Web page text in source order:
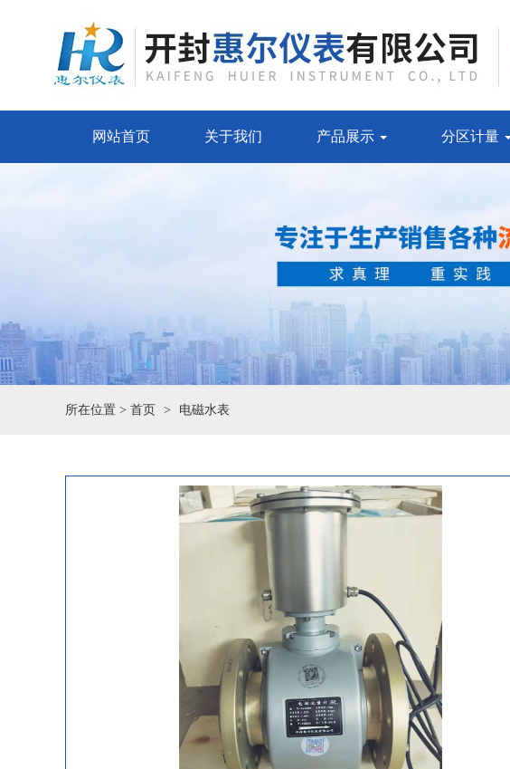
网站首页 关于我们 产品展示 分区计量
所在位置 > 首页 电磁水表